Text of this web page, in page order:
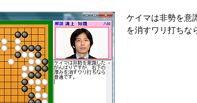
ケイマは非勢を意
を消すワリ打ちな